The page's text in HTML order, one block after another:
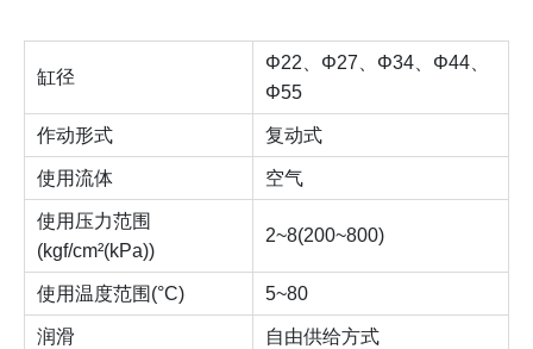
缸径
Φ22、Φ27、Φ34、Φ44、
Φ55
作动形式 复动式
使用流体 空气
使用压力范围
(kgf/cm²(kPa))
2~8(200~800)
使用温度范围(°C) 5~80
润滑 自由供给方式